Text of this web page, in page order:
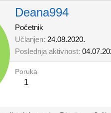
Deana994
Početnik
Učlanjen 24.08.2020.
Poslednja aktivnost
Poruka
1